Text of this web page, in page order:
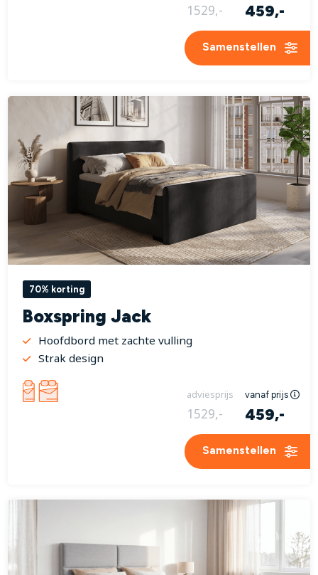
1529,- 459,-
Samenstellen
70% korting
Boxspring Jack
Hoofdbord met zachte vulling
Strak design
adviesprijs vanaf prijs
1529,- 459,-
Samenstellen